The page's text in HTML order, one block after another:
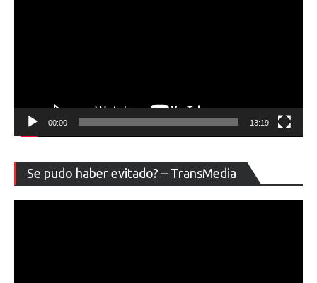
00:00 13:19
Se pudo haber evitado? – TransMedia
de